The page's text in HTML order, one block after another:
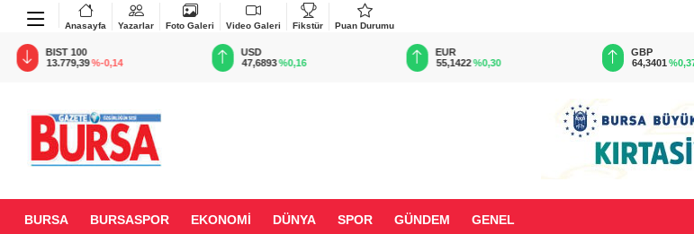
Anasayfa Yazarlar Foto Galeri Video Galeri Fikstür Puan Durumu
BIST 100
13.779,39%-0,14
USD
47,6893%0,16
EUR
55,1422%0,30
GBP
64,3401%0,37
BURSA BURSASPOR EKONOMİ DÜNYA SPOR GÜNDEM GENEL